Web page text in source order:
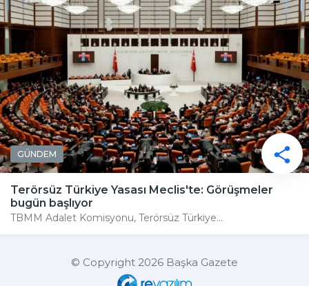
GÜNDEM
Terörsüz Türkiye Yasası Meclis'te: Görüşmeler
bugün başlıyor
TBMM Adalet Komisyonu, Terörsüz Türkiye...
© Copyright 2026 Başka Gazete